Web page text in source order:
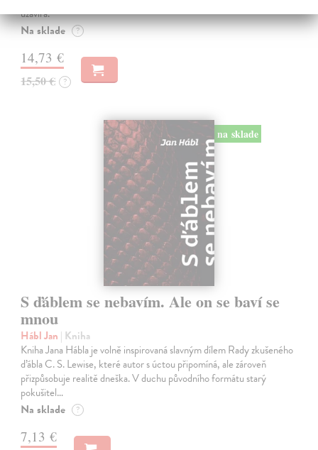
uzavírá.
Na sklade ?
14,73 €
15,50 € ?
na sklade
S ďáblem se nebavím. Ale on se baví se
mnou
Hábl Jan | Kniha
Kniha Jana Hábla je volně inspirovaná slavným dílem Rady zkušeného
ďábla C. S. Lewise, které autor s úctou připomíná, ale zároveň
přizpůsobuje realitě dneška. V duchu původního formátu starý
pokušitel…
Na sklade ?
7,13 €